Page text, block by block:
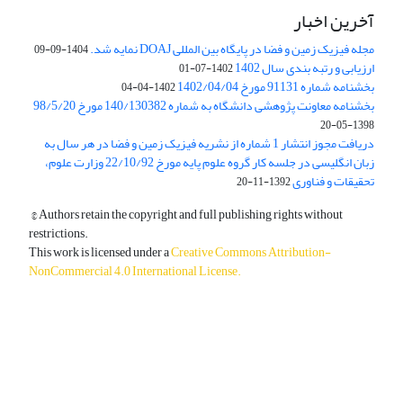
آخرین اخبار
مجله فیزیک زمین و فضا در پایگاه بین المللی DOAJ نمایه شد. 1404-09-09
ارزیابی و رتبه بندی سال 1402 1402-07-01
بخشنامه شماره 91131 مورخ 1402/04/04 1402-04-04
بخشنامه معاونت پژوهشی دانشگاه به شماره 140/130382 مورخ 98/5/20
1398-05-20
دریافت مجوز انتشار 1 شماره از نشریه فیزیک زمین و فضا در هر سال به
زبان انگلیسی در جلسه کار گروه علوم پایه مورخ 22/10/92 وزارت علوم،
تحقیقات و فناوری1392-11-20
© Authors retain the copyright and full publishing rights without
restrictions.
This work is licensed under aCreative Commons Attribution-
NonCommercial 4.0 International License.